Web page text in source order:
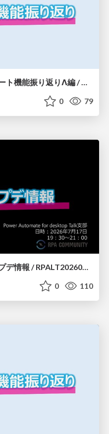
【Λ（らむだ）】アップデート機能振り返りΛ編 / PADjp20260727
0 79
0 110